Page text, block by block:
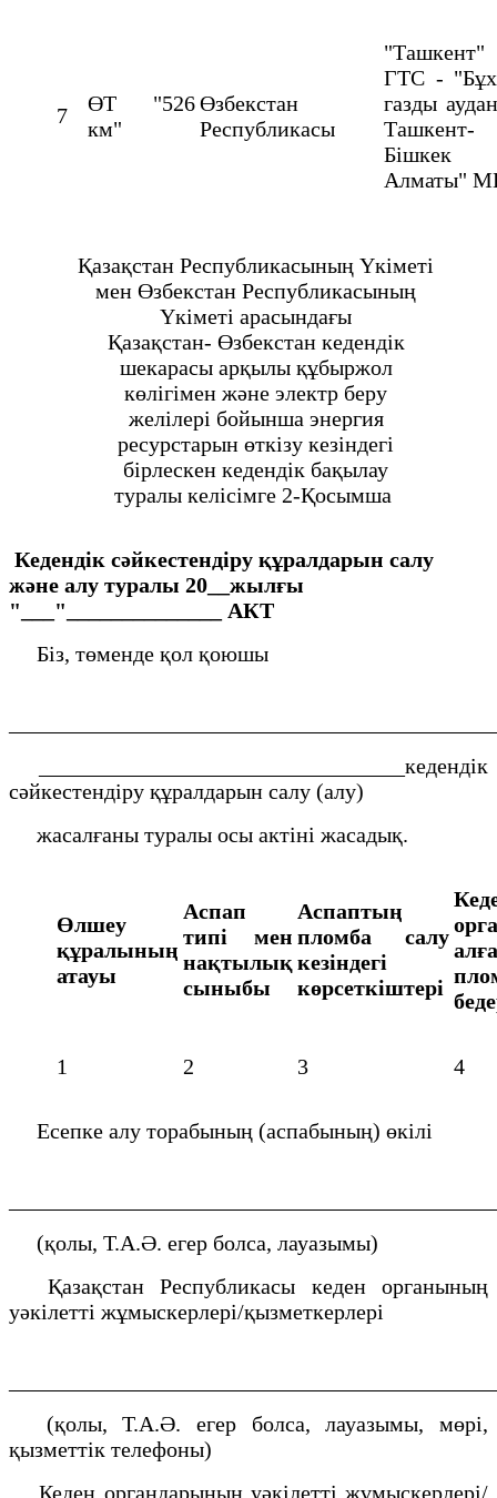
7
ӨТ "526
км"
Өзбекстан
Республикасы
"Ташкент"
ГТС -
газды
Ташкент-
Алматы"
Қазақстан Республикасының Үкіметі
мен Өзбекстан Республикасының
Үкіметі арасындағы
Қазақстан- Өзбекстан кедендік
шекарасы арқылы құбыржол
көлігімен және электр беру
желілері бойынша энергия
ресурстарын өткізу кезіндегі
бірлескен кедендік бақылау
туралы келісімге 2-Қосымша
Кедендік сәйкестендіру құралдарын салу
және алу туралы 20__жылғы
"___"______________
АКТ
Біз, төменде қол қоюшы
_________________________________кедендік
сәйкестендіру құралдарын салу (алу)
жасалғаны туралы осы актіні жасадық.
Өлшеу
құралының
атауы
Аспап
типі мен
нақтылық
сыныбы
Аспаптың
пломба салу
кезіндегі
көрсеткіштері
1 2 3 4
Есепке алу торабының (аспабының) өкілі
(қолы, Т.А.Ә. егер болса, лауазымы)
Қазақстан Республикасы кеден органының
уәкілетті жұмыскерлері/қызметкерлері
(қолы, Т.А.Ә. егер болса, лауазымы, мөрі,
қызметтік телефоны)
Кеден органдарының уәкілетті жұмыскерлері/